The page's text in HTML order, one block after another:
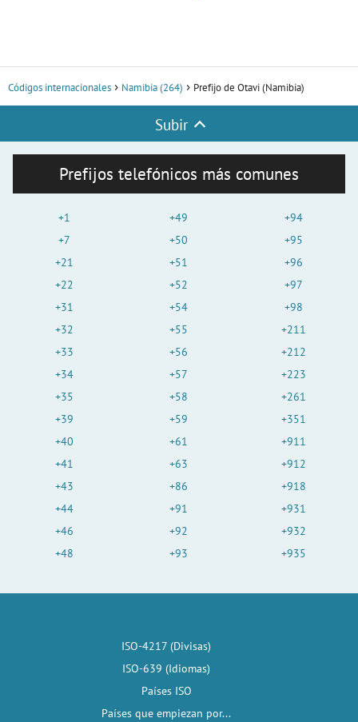
Códigos internacionales Namibia (264) Prefijo de Otavi (Namibia)
Subir
Prefijos telefónicos más comunes
+1
+7
+21
+22
+31
+32
+33
+34
+35
+39
+40
+41
+43
+44
+46
+48
+49
+50
+51
+52
+54
+55
+56
+57
+58
+59
+61
+63
+86
+91
+92
+93
+94
+95
+96
+97
+98
+211
+212
+223
+261
+351
+911
+912
+918
+931
+932
+935
ISO-4217 (Divisas)
ISO-639 (Idiomas)
Países ISO
Países que empiezan por...